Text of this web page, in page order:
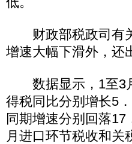
财政部税政司有关
增速大幅下滑外，还
数据显示，1至3月
得税同比分别增长5
同期增速分别回落
月进口环节税收和关